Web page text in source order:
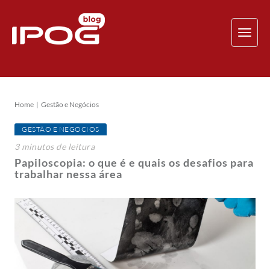
Home Gestão e Negócios
GESTÃO E NEGÓCIOS
3 minutosde leitura
Papiloscopia: o que é e quais os desafios para
trabalhar nessa área